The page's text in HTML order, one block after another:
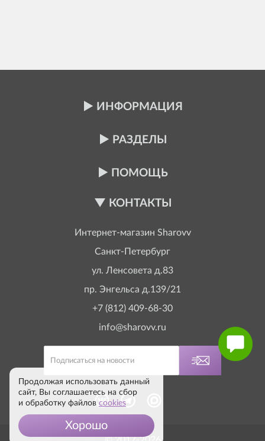
ИНФОРМАЦИЯ
РАЗДЕЛЫ
ПОМОЩЬ
КОНТАКТЫ
Интернет-магазин Sharovv
Санкт-Петербург
ул. Ленсовета д.83
пр. Энгельса д.139/21
+7 (812) 409-68-30
info@sharovv.ru
Продолжая использовать данный
сайт, Вы соглашаетесь на сбор
и обработку файлов cookies
Хорошо